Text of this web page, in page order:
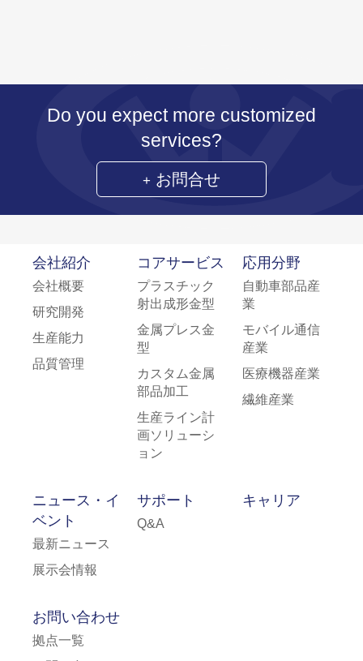
Do you expect more customized
services?
お問合せ
会社紹介
会社概要
研究開発
生産能力
品質管理
コアサービス
プラスチック
射出成形金型
金属プレス金
型
カスタム金属
部品加工
生産ライン計
画ソリューシ
ョン
応用分野
自動車部品産
業
モバイル通信
産業
医療機器産業
繊維産業
ニュース・イ
ベント
最新ニュース
展示会情報
サポート
Q&A
キャリア
お問い合わせ
拠点一覧